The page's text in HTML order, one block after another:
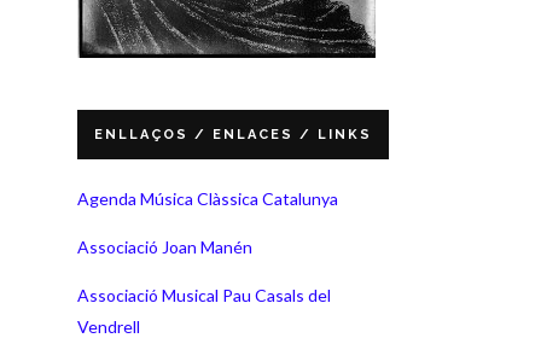
ENLLAÇOS / ENLACES / LINKS
Agenda Música Clàssica Catalunya
Associació Joan Manén
Associació Musical Pau Casals del
Vendrell